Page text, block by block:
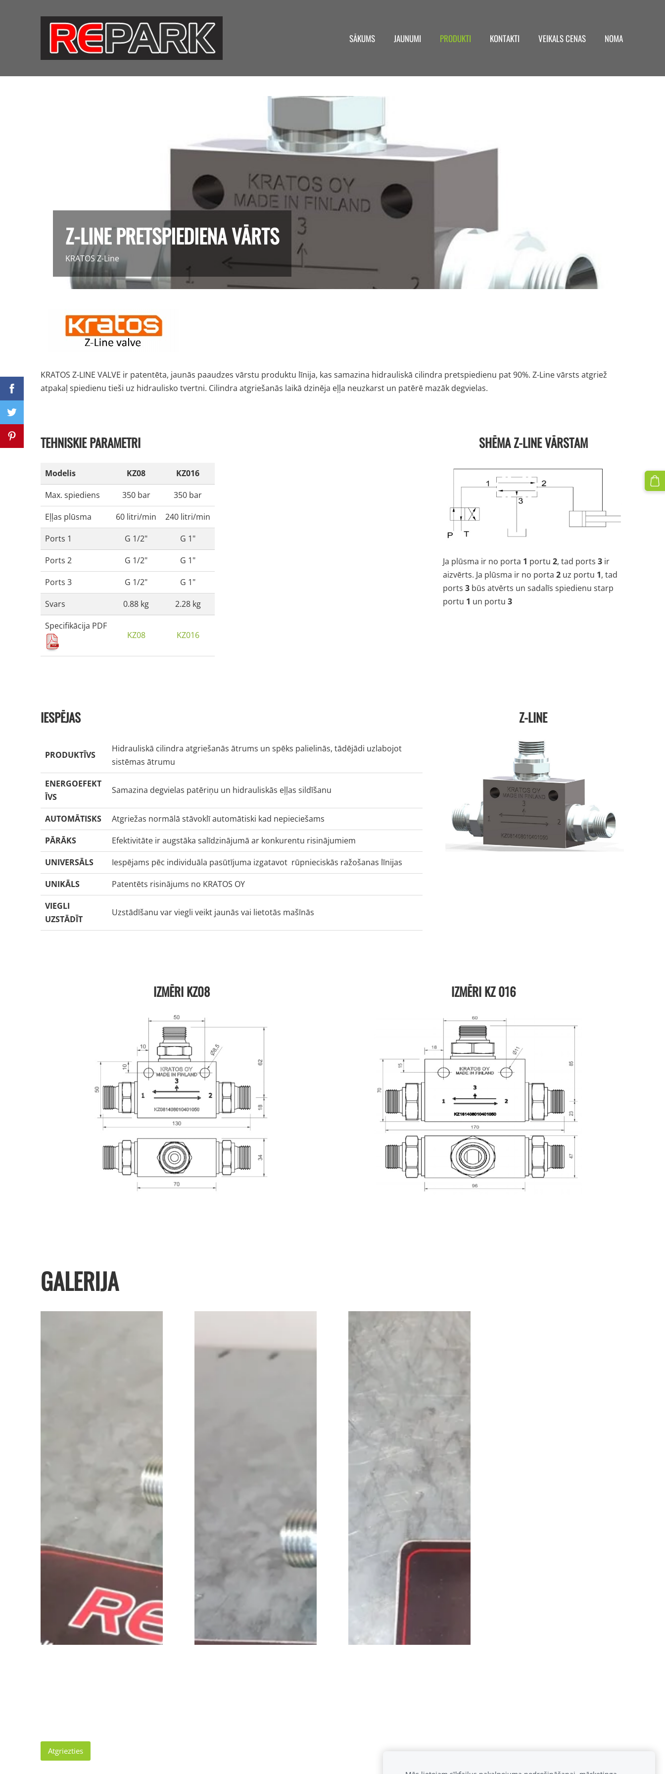
SĀKUMS JAUNUMI PRODUKTI KONTAKTI VEIKALS CENAS NOMA
Z-LINE PRETSPIEDIENA VĀRTS
KRATOS Z-Line
KRATOS Z-LINE VALVE ir patentēta, jaunās paaudzes vārstu produktu līnija, kas samazina hidrauliskā cilindra pretspiedienu pat 90%. Z-Line vārsts atgriež
atpakaļ spiedienu tieši uz hidraulisko tvertni. Cilindra atgriešanās laikā dzinēja eļļa neuzkarst un patērē mazāk degvielas.
TEHNISKIE PARAMETRI
Modelis KZ08
KZ016
Max. spiediens
350 bar
350 bar
Eļļas plūsma
60 litri/min
240 litri/min
Ports 1
G 1/2"
G 1"
Ports 2
G 1/2"
G 1"
Ports 3
G 1/2"
G 1"
Svars
0.88 kg
2.28 kg
Specifikācija PDF
KZ08
KZ016
SHĒMA Z-LINE VĀRSTAM
Ja plūsma ir no porta 1 portu 2, tad ports 3 ir
aizvērts. Ja plūsma ir no porta 2uz portu 1, tad
ports 3 būs atvērts un sadalīs spiedienu starp
portu 1 un portu 3
IESPĒJAS
PRODUKTĪVS
Hidrauliskā cilindra atgriešanās ātrums un spēks palielinās, tādējādi uzlabojot
sistēmas ātrumu
ENERGOEFEKT
ĪVS
Samazina degvielas patēriņu un hidrauliskās eļļas sildīšanu
AUTOMĀTISKS
Atgriežas normālā stāvoklī automātiski kad nepieciešams
PĀRĀKS
Efektivitāte ir augstāka salīdzinājumā ar konkurentu risinājumiem
UNIVERSĀLS
Iespējams pēc individuāla pasūtījuma izgatavot rūpnieciskās ražošanas līnijas
UNIKĀLS
Patentēts risinājums no KRATOS OY
VIEGLI
UZSTĀDĪT
Uzstādīšanu var viegli veikt jaunās vai lietotās mašīnās
Z-LINE
IZMĒRI KZ08 IZMĒRI KZ 016
GALERIJA
Atgriezties